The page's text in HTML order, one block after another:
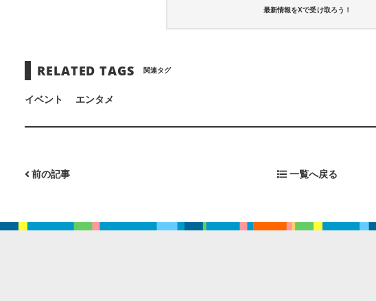
最新情報をXで受け取ろう！
RELATED TAGS 関連タグ
イベント エンタメ
前の記事 一覧へ戻る